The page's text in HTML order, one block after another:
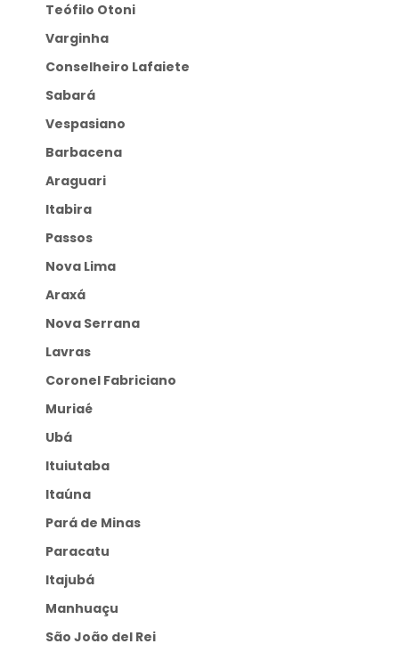
Teófilo Otoni
Varginha
Conselheiro Lafaiete
Sabará
Vespasiano
Barbacena
Araguari
Itabira
Passos
Nova Lima
Araxá
Nova Serrana
Lavras
Coronel Fabriciano
Muriaé
Ubá
Ituiutaba
Itaúna
Pará de Minas
Paracatu
Itajubá
Manhuaçu
São João del Rei